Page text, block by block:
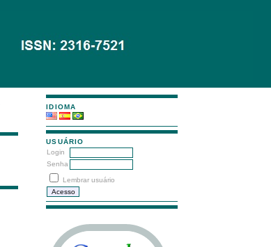
IDIOMA
USUÁRIO
Login
Senha
Lembrar usuário